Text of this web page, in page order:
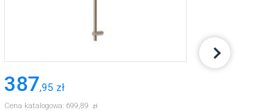
387,95 zł
Cena katalogowa: 699,89 zł